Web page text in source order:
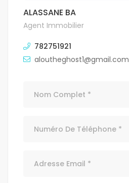
ALASSANE BA
Agent Immobilier
782751921
aloutheghost1@gmail.com